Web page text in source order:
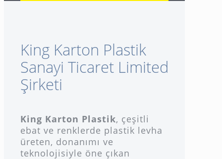
King Karton Plastik
Sanayi Ticaret Limited
Şirketi
King Karton Plastik, çeşitli
ebat ve renklerde plastik levha
üreten, donanımı ve
teknolojisiyle öne çıkan